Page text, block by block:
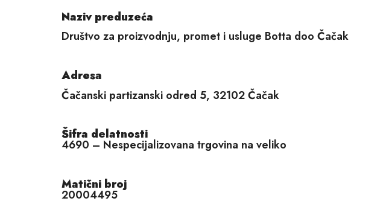
Naziv preduzeća
Društvo za proizvodnju, promet i usluge Botta doo Čačak
Adresa
Čačanski partizanski odred 5, 32102 Čačak
Šifra delatnosti
4690 – Nespecijalizovana trgovina na veliko
Matični broj
20004495